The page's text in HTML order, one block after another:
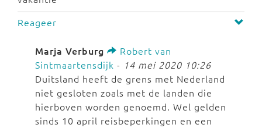
Reageer
Marja Verburg
Robert van
Sintmaartensdijk - 14 mei 2020 10:26
Duitsland heeft de grens met Nederland
niet gesloten zoals met de landen die
hierboven worden genoemd. Wel gelden
sinds 10 april reisbeperkingen en een